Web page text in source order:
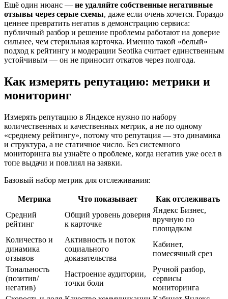
Ещё один нюанс — не удаляйте собственные негативные
отзывы через серые схемы, даже если очень хочется. Гораздо
ценнее превратить негатив в демонстрацию сервиса:
публичный разбор и решение проблемы работают на доверие
сильнее, чем стерильная карточка. Именно такой «белый»
подход к рейтингу и модерации Seotika считает единственным
устойчивым — он не приносит откатов через полгода.
Как измерять репутацию: метрики и
мониторинг
Измерять репутацию в Яндексе нужно по набору
количественных и качественных метрик, а не по одному
«среднему рейтингу», потому что репутация — это динамика
и структура, а не статичное число. Без системного
мониторинга вы узнаёте о проблеме, когда негатив уже осел в
топе выдачи и повлиял на заявки.
Базовый набор метрик для отслеживания:
Метрика Что показывает
Как отслеживать
Средний
рейтинг
Общий уровень доверия
к карточке
Яндекс Бизнес,
вручную по
площадкам
Количество и
динамика
отзывов
Активность и поток
социального
доказательства
Кабинет,
помесячный срез
Тональность
(позитив/
негатив)
Настроение аудитории,
точки боли
Ручной разбор,
сервисы
мониторинга